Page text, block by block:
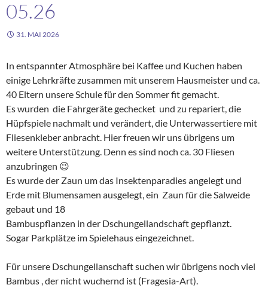
05.26
31. MAI 2026
In entspannter Atmosphäre bei Kaffee und Kuchen haben
einige Lehrkräfte zusammen mit unserem Hausmeister und ca.
40 Eltern unsere Schule für den Sommer fit gemacht.
Es wurden die Fahrgeräte gechecket und zu repariert, die
Hüpfspiele nachmalt und verändert, die Unterwassertiere mit
Fliesenkleber anbracht. Hier freuen wir uns übrigens um
weitere Unterstützung. Denn es sind noch ca. 30 Fliesen
anzubringen 😉
Es wurde der Zaun um das Insektenparadies angelegt und
Erde mit Blumensamen ausgelegt, ein Zaun für die Salweide
gebaut und 18
Bambuspflanzen in der Dschungellandschaft gepflanzt.
Sogar Parkplätze im Spielehaus eingezeichnet.
Für unsere Dschungellanschaft suchen wir übrigens noch viel
Bambus , der nicht wuchernd ist (Fragesia-Art).